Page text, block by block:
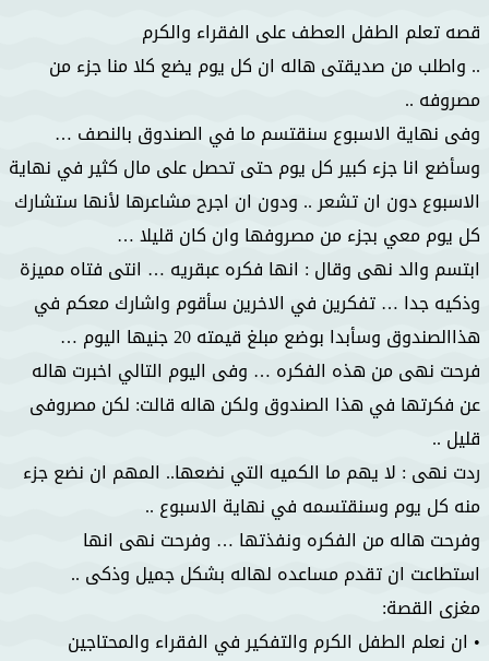
قصه تعلم الطفل العطف على الفقراء والكرم
.. واطلب من صديقتى هاله ان كل يوم يضع كلا منا جزء من
مصروفه ..
وفى نهاية الاسبوع سنقتسم ما في الصندوق بالنصف …
وسأضع انا جزء كبير كل يوم حتى تحصل على مال كثير في نهاية
الاسبوع دون ان تشعر .. ودون ان اجرح مشاعرها لأنها ستشارك
كل يوم معي بجزء من مصروفها وان كان قليلا …
ابتسم والد نهى وقال : انها فكره عبقريه … انتى فتاه مميزة
وذكيه جدا … تفكرين في الاخرين سأقوم واشارك معكم في
هذاالصندوق وسأبدا بوضع مبلغ قيمته 20 جنيها اليوم …
فرحت نهى من هذه الفكره … وفى اليوم التالي اخبرت هاله
عن فكرتها في هذا الصندوق ولكن هاله قالت: لكن مصروفى
قليل ..
ردت نهى : لا يهم ما الكميه التي نضعها.. المهم ان نضع جزء
منه كل يوم وسنقتسمه في نهاية الاسبوع ..
وفرحت هاله من الفكره ونفذتها … وفرحت نهى انها
استطاعت ان تقدم مساعده لهاله بشكل جميل وذكى ..
مغزى القصة:
• ان نعلم الطفل الكرم والتفكير في الفقراء والمحتاجين